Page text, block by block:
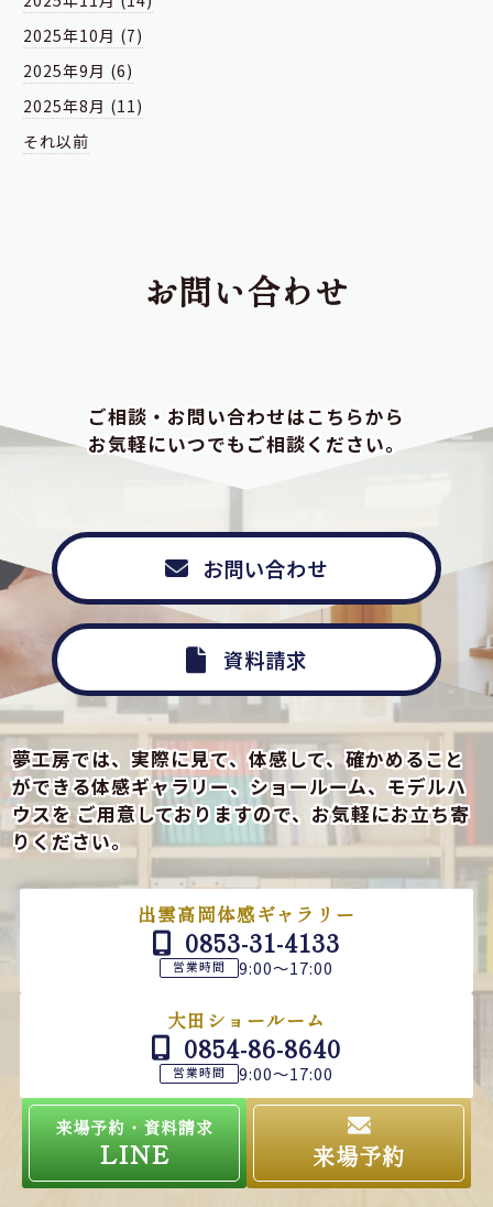
2025年10月 (7)
2025年9月 (6)
2025年8月 (11)
それ以前
お問い合わせ
ご相談・お問い合わせはこちらから
お気軽にいつでもご相談ください。
お問い合わせ
資料請求
夢工房では、実際に見て、体感して、確かめること
ができる体感ギャラリー、ショールーム、モデルハ
ウスをご用意しておりますので、お気軽にお立ち寄
りください。
出雲高岡体感ギャラリー
0853-31-4133
営業時間 9:00～17:00
大田ショールーム
0854-86-8640
営業時間 9:00～17:00
来場予約・資料請求
LINE 来場予約